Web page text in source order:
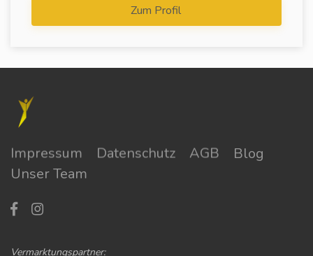
Zum Profil
Impressum Datenschutz AGB
Blog
Unser Team
Vermarktungspartner: